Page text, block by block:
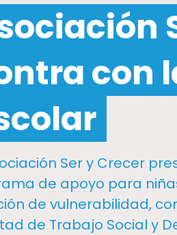
con
Ser y Crecer
de apoyo para
de vulnerabilidad,
de Trabajo Social y